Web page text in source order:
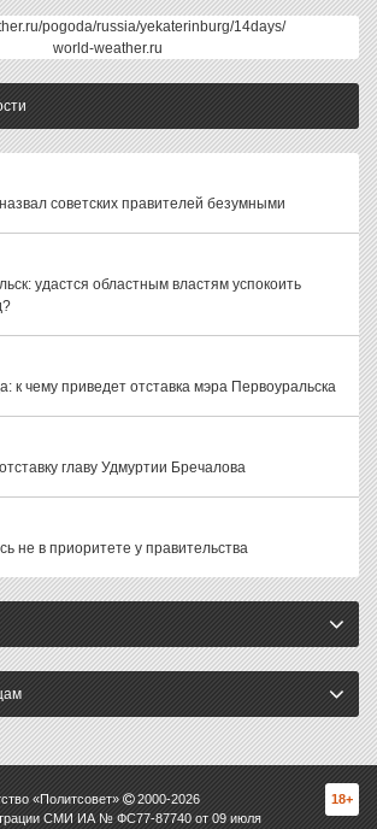
pogoda/russia/yekaterinburg/14days/
world-weather.ru
советских правителей безумными
удастся областным властям успокоить
к чему приведет отставка мэра Первоуральска
главу Удмуртии Бречалова
не в приоритете у правительства
«Политсовет» 2000-2026
СМИ ИА № ФС77-87740 от 09 июля
18+